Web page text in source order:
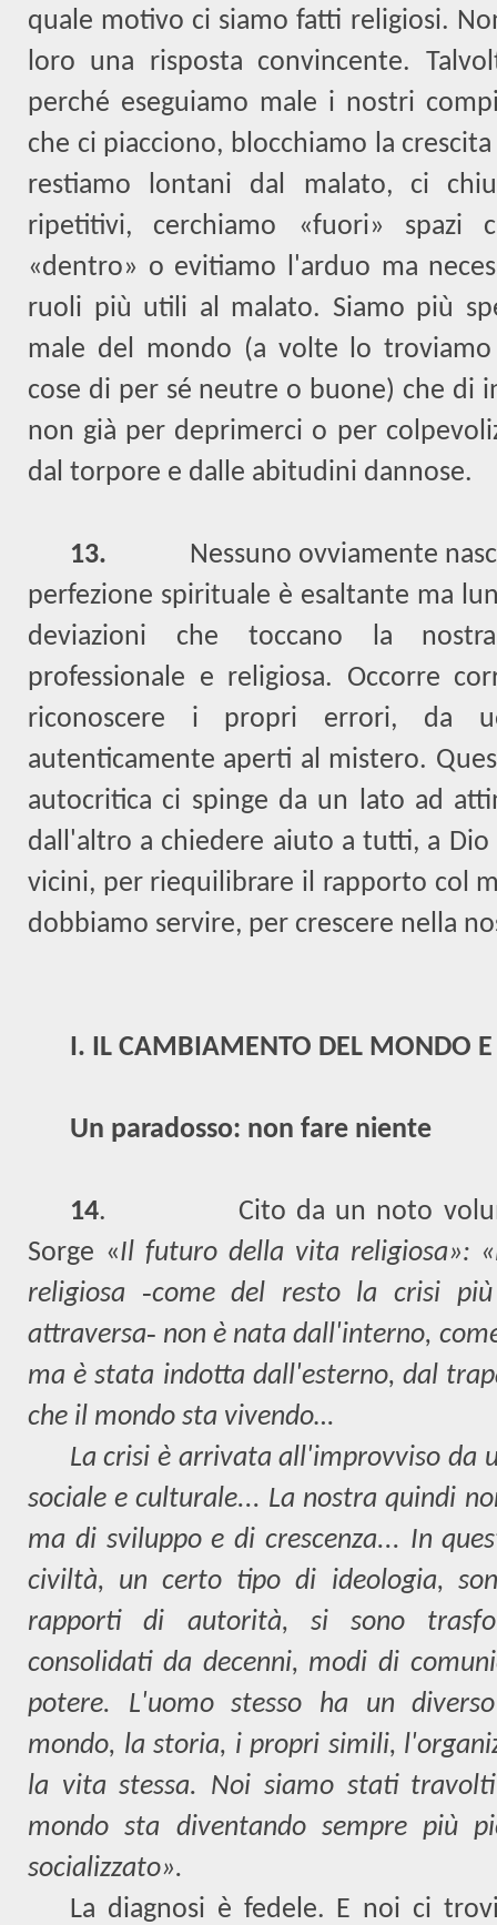
quale motivo ci siamo fatti religiosi.
loro una risposta convincente.
perché eseguiamo male i nostri
che ci piacciono, blocchiamo la
restiamo lontani dal malato, ci
ripetitivi, cerchiamo «fuori» spazi
«dentro» o evitiamo l'arduo ma
ruoli più utili al malato. Siamo più
male del mondo (a volte lo
cose di per sé neutre o buone) che di
non già per deprimerci o per
dal torpore e dalle abitudini dannose.
13.
Nessuno ovviamente
perfezione spirituale è esaltante ma
deviazioni che toccano la nostra
professionale e religiosa. Occorre
riconoscere i propri errori, da
autenticamente aperti al mistero.
autocritica ci spinge da un lato ad
dall'altro a chiedere aiuto a tutti, a
vicini, per riequilibrare il rapporto col
dobbiamo servire, per crescere nella
I. IL CAMBIAMENTO DEL MONDO E
Un paradosso: non fare niente
14.
Cito da un noto
Sorge «Il futuro della vita religiosa»:
religiosa ‑come del resto la crisi
attraversa‑ non è nata dall'interno,
ma è stata indotta dall'esterno, dal
che il mondo sta vivendo…
La crisi è arrivata all'improvviso da
sociale e culturale... La nostra quindi
ma di sviluppo e di crescenza... In
civiltà, un certo tipo di ideologia,
rapporti di autorità, si sono
consolidati da decenni, modi di
potere. L'uomo stesso ha un
mondo, la storia, i propri simili,
la vita stessa. Noi siamo stati
mondo sta diventando sempre più
socializzato».
La diagnosi è fedele. E noi ci